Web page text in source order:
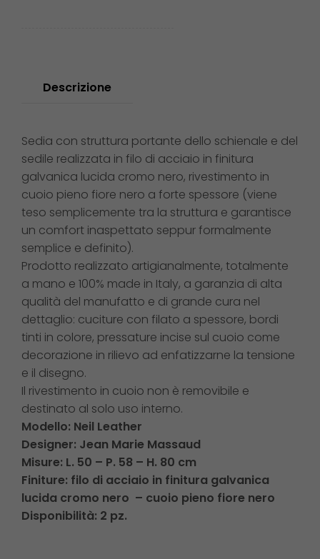
Descrizione
Sedia con struttura portante dello schienale e del
sedile realizzata in filo di acciaio in finitura
galvanica lucida cromo nero, rivestimento in
cuoio pieno fiore nero a forte spessore (viene
teso semplicemente tra la struttura e garantisce
un comfort inaspettato seppur formalmente
semplice e definito).
Prodotto realizzato artigianalmente, totalmente
a mano e 100% made in Italy, a garanzia di alta
qualità del manufatto e di grande cura nel
dettaglio: cuciture con filato a spessore, bordi
tinti in colore, pressature incise sul cuoio come
decorazione in rilievo ad enfatizzarne la tensione
e il disegno.
Il rivestimento in cuoio non è removibile e
destinato al solo uso interno.
Modello: Neil Leather
Designer: Jean Marie Massaud
Misure: L. 50 – P. 58 – H. 80 cm
Finiture: filo di acciaio in finitura galvanica
lucida cromo nero – cuoio pieno fiore nero
Disponibilità: 2 pz.